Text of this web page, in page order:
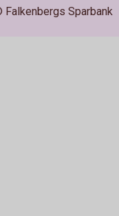
Falkenbergs Sparbank